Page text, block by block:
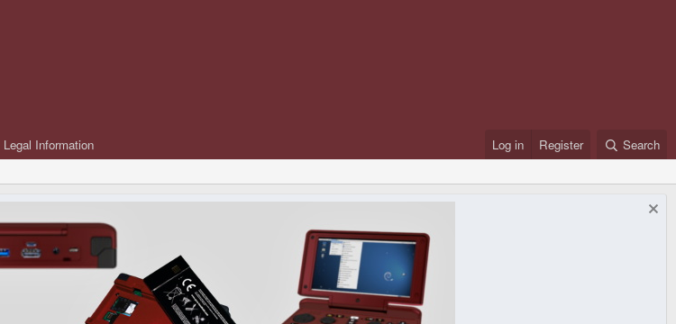
Legal Information Log in Register Search